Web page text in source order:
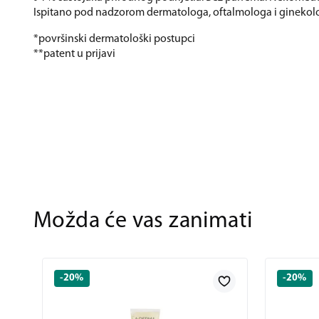
Ispitano pod nadzorom dermatologa, oftalmologa i
*površinski dermatološki postupci
**patent u prijavi
Možda će vas zanimati
-20% -20%